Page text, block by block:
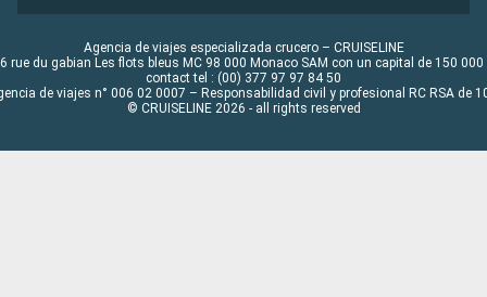
Agencia de viajes especializada crucero – CRUISELINE
rue du gabian Les flots bleus MC 98 000 Monaco SAM con un capital de 150 000
contact tel : (00) 377 97 97 84 50
de viajes n° 006 02 0007 – Responsabilidad civil y profesional RC RSA de
© CRUISELINE 2026 - all rights reserved